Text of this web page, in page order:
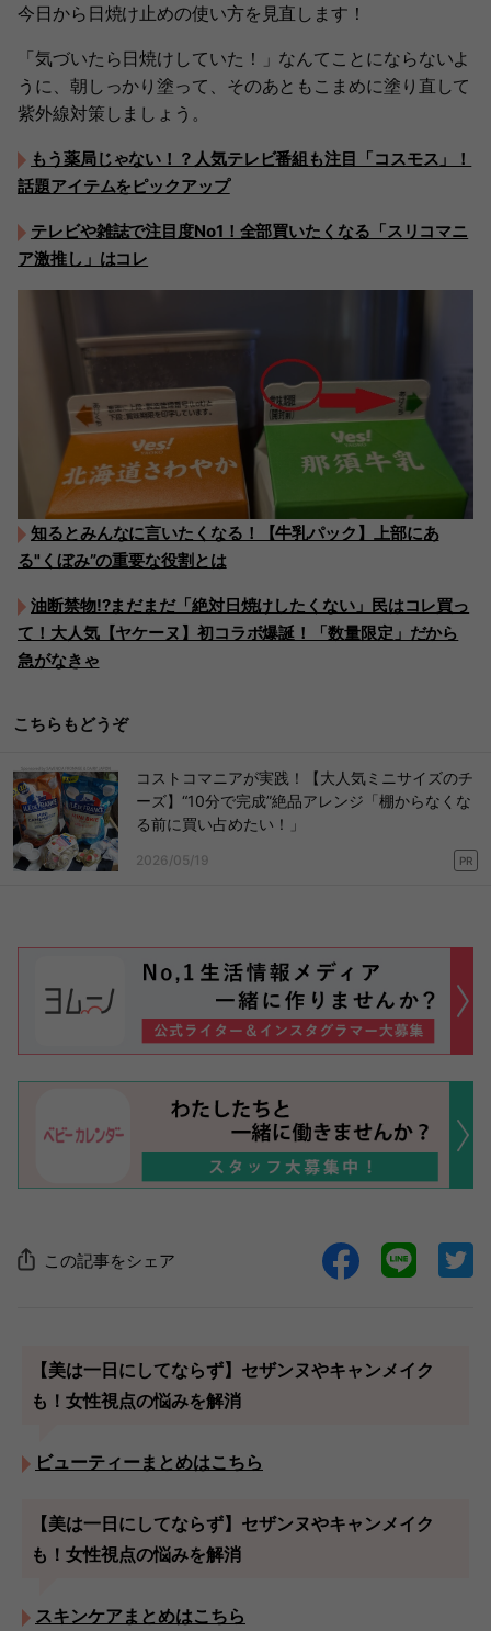
今日から日焼け止めの使い方を見直します！
「気づいたら日焼けしていた！」なんてことにならないよ
うに、朝しっかり塗って、そのあともこまめに塗り直して
紫外線対策しましょう。
もう薬局じゃない！？人気テレビ番組も注目「コスモス」！
話題アイテムをピックアップ
テレビや雑誌で注目度No1！全部買いたくなる「スリコマニ
ア激推し」はコレ
知るとみんなに言いたくなる！【牛乳パック】上部にあ
る"くぼみ”の重要な役割とは
油断禁物!?まだまだ「絶対日焼けしたくない」民はコレ買っ
て！大人気【ヤケーヌ】初コラボ爆誕！「数量限定」だから
急がなきゃ
こちらもどうぞ
コストコマニアが実践！【大人気ミニサイズのチ
ーズ】“10分で完成”絶品アレンジ「棚からなくな
る前に買い占めたい！」
2026/05/19 PR
この記事をシェア
【美は一日にしてならず】セザンヌやキャンメイク
も！女性視点の悩みを解消
ビューティーまとめはこちら
【美は一日にしてならず】セザンヌやキャンメイク
も！女性視点の悩みを解消
スキンケアまとめはこちら